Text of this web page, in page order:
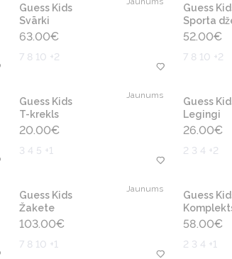
Guess Kids
Svārki
63.00€
7 8 10 +2
Guess
Sporta
52.00€
7 8 10 +2
Jaunums
Guess Kids
T-krekls
20.00€
3 4 5 +1
Guess
Legingi
26.00€
2 3 4 +2
Jaunums
Guess Kids
Žakete
103.00€
7 8 10 +1
Guess
58.00€
2 3 4 +1